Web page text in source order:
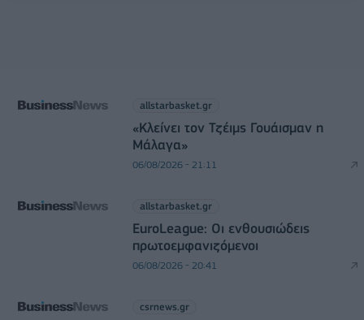
allstarbasket.gr
«Κλείνει τον Τζέιμς Γουάισμαν η
Μάλαγα»
06/08/2026 - 21:11
allstarbasket.gr
EuroLeague: Οι ενθουσιώδεις
πρωτοεμφανιζόμενοι
06/08/2026 - 20:41
csrnews.gr